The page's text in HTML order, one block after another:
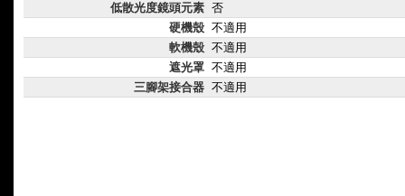
低散光度鏡頭元素 否
硬機殼 不適用
軟機殼 不適用
遮光罩 不適用
三腳架接合器 不適用